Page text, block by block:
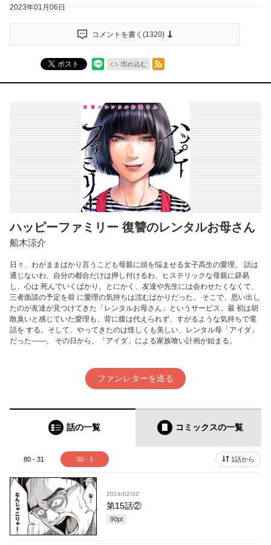
2023年01月06日
コメントを書く(1320)
ポスト 埋め込む
RSSフィード
ハッピーファミリー 復讐のレンタルお母さん
船木涼介
日々、わがままばかり言うこども母親に頭を悩ませる女子高生の愛理。 話は
通じないわ、自分の都合だけは押し付けるわ、ヒステリックな母親に辟易
し、心は 死んでいくばかり。とにかく、友達や先生には会わせたくなくて、
三者面談の予定を前 に愛理の気持ちは沈むばかりだった。 そこで、思い出し
たのが友達が見つけてきた「レンタルお母さん」というサービス。最 初は胡
散臭いと感じていた愛理も、背に腹は代えられず、すがるような気持ちで電
話を する。そして、やってきたのは怪しくも美しい、レンタル母「アイダ」
だった――。 その日から、「アイダ」による家族喰い計画が始まる。
ファンレターを送る
話の一覧 コミックスの一覧
80 - 31 30 - 1 1話から
2024/02/02
第15話②
90pt